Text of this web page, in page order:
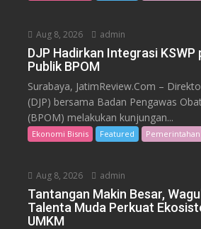
Aug 8, 2026 admin
DJP Hadirkan Integrasi KSWP
Publik BPOM
Surabaya, JatimReview.Com –
(DJP) bersama Badan Pengawas
(BPOM) melakukan kunjungan...
Ekonomi Bisnis Featured Pemerintahan
Aug 8, 2026 admin
Tantangan Makin Besar,
Talenta Muda Perkuat
UMKM